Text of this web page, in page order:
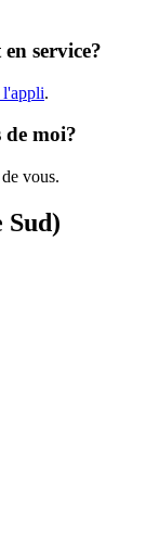
service?
l'appli.
moi?
vous.
Sud)